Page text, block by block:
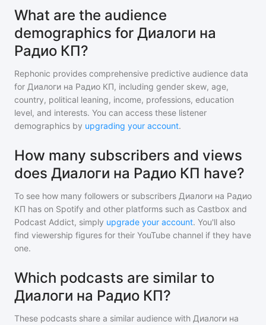
What are the audience
demographics for Диалоги на
Радио КП?
Rephonic provides comprehensive predictive audience data
for Диалоги на Радио КП, including gender skew, age,
country, political leaning, income, professions, education
level, and interests. You can access these listener
demographics by upgrading your account.
How many subscribers and views
does Диалоги на Радио КП have?
To see how many followers or subscribers Диалоги на Радио
КП has on Spotify and other platforms such as Castbox and
Podcast Addict, simply upgrade your account. You'll also
find viewership figures for their YouTube channel if they have
one.
Which podcasts are similar to
Диалоги на Радио КП?
These podcasts share a similar audience with Диалоги на